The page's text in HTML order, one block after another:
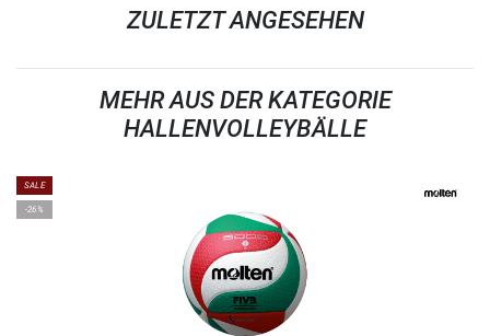
ZULETZT ANGESEHEN
MEHR AUS DER KATEGORIE
HALLENVOLLEYBÄLLE
SALE
-26%